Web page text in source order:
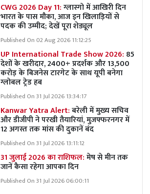
CWG 2026 Day 11:ग्लास्गो में आखिरी दिन
भारत के पास मौका, आज इन खिलाड़ियों से
पदक की उम्मीद; देखें पूरा शेड्यूल
Published On 02 Aug 2026 11:12:25
UP International Trade Show 2026: 85
देशों के खरीदार, 2400+ प्रदर्शक और 13,500
करोड़ के बिजनेस टारगेट के साथ यूपी बनेगा
ग्लोबल ट्रेड हब
Published On 31 Jul 2026 13:34:17
Kanwar Yatra Alert:बरेली में मुख्य सचिव
और डीजीपी ने परखी तैयारियां, मुजफ्फरनगर में
12 अगस्त तक मांस की दुकानें बंद
Published On 31 Jul 2026 13:11:12
31 जुलाई 2026 का राशिफल:मेष से मीन तक
जानें कैसा रहेगा आपका दिन
Published On 31 Jul 2026 06:00:11